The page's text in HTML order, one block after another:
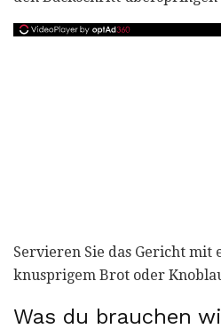
Servieren Sie das Gericht mit
knusprigem Brot oder
Was du brauchen